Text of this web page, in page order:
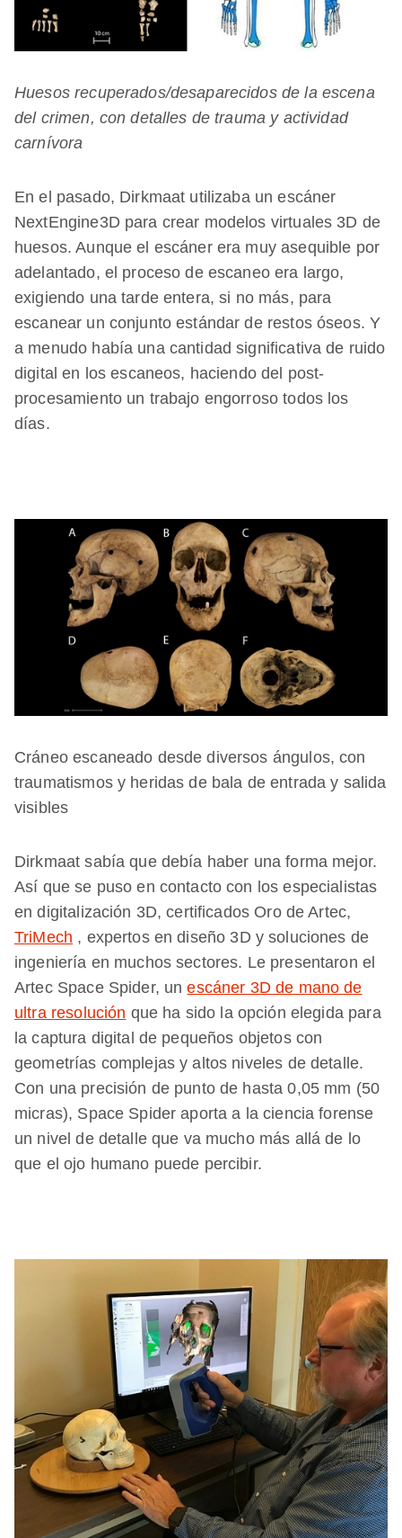
Huesos recuperados/desaparecidos de la escena
del crimen, con detalles de trauma y actividad
carnívora
En el pasado, Dirkmaat utilizaba un escáner
NextEngine3D para crear modelos virtuales 3D de
huesos. Aunque el escáner era muy asequible por
adelantado, el proceso de escaneo era largo,
exigiendo una tarde entera, si no más, para
escanear un conjunto estándar de restos óseos. Y
a menudo había una cantidad significativa de ruido
digital en los escaneos, haciendo del post-
procesamiento un trabajo engorroso todos los
días.
Cráneo escaneado desde diversos ángulos, con
traumatismos y heridas de bala de entrada y salida
visibles
Dirkmaat sabía que debía haber una forma mejor.
Así que se puso en contacto con los especialistas
en digitalización 3D, certificados Oro de Artec,
TriMech , expertos en diseño 3D y soluciones de
ingeniería en muchos sectores. Le presentaron el
Artec Space Spider, unescáner 3D de mano de
ultra resolución que ha sido la opción elegida para
la captura digital de pequeños objetos con
geometrías complejas y altos niveles de detalle.
Con una precisión de punto de hasta 0,05 mm (50
micras), Space Spider aporta a la ciencia forense
un nivel de detalle que va mucho más allá de lo
que el ojo humano puede percibir.